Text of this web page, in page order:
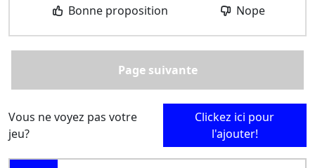
Bonne proposition Nope
Page suivante
Vous ne voyez pas votre
jeu?
Clickez ici pour
l'ajouter!